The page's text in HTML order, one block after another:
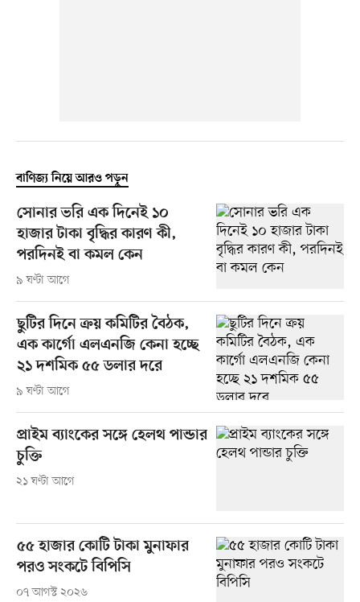
বাণিজ্য নিয়ে আরও পড়ুন
সোনার ভরি এক দিনেই ১০
হাজার টাকা বৃদ্ধির কারণ কী,
পরদিনই বা কমল কেন
৯ ঘণ্টা আগে
ছুটির দিনে ক্রয় কমিটির বৈঠক,
এক কার্গো এলএনজি কেনা হচ্ছে
২১ দশমিক ৫৫ ডলার দরে
৯ ঘণ্টা আগে
প্রাইম ব্যাংকের সঙ্গে হেলথ পান্ডার
চুক্তি
২১ ঘণ্টা আগে
৫৫ হাজার কোটি টাকা মুনাফার
পরও সংকটে বিপিসি
০৭ আগস্ট ২০২৬